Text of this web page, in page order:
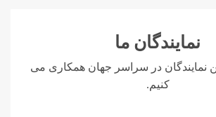
نمایندگان ما
نمایندگان در سراسر جهان همکاری می
کنیم.